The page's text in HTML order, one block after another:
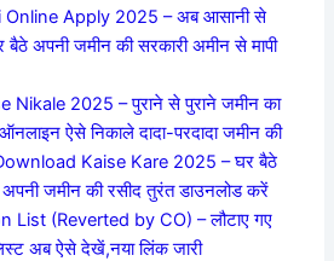
Apply 2025 – अब आसानी से
अपनी जमीन की सरकारी अमीन से मापी
Nikale 2025 – पुराने से पुराने जमीन का
ऐसे निकाले दादा-परदादा जमीन की
Kaise Kare 2025 – घर बैठे
जमीन की रसीद तुरंत डाउनलोड करें
List (Reverted by CO) – लौटाए गए
अब ऐसे देखें,नया लिंक जारी